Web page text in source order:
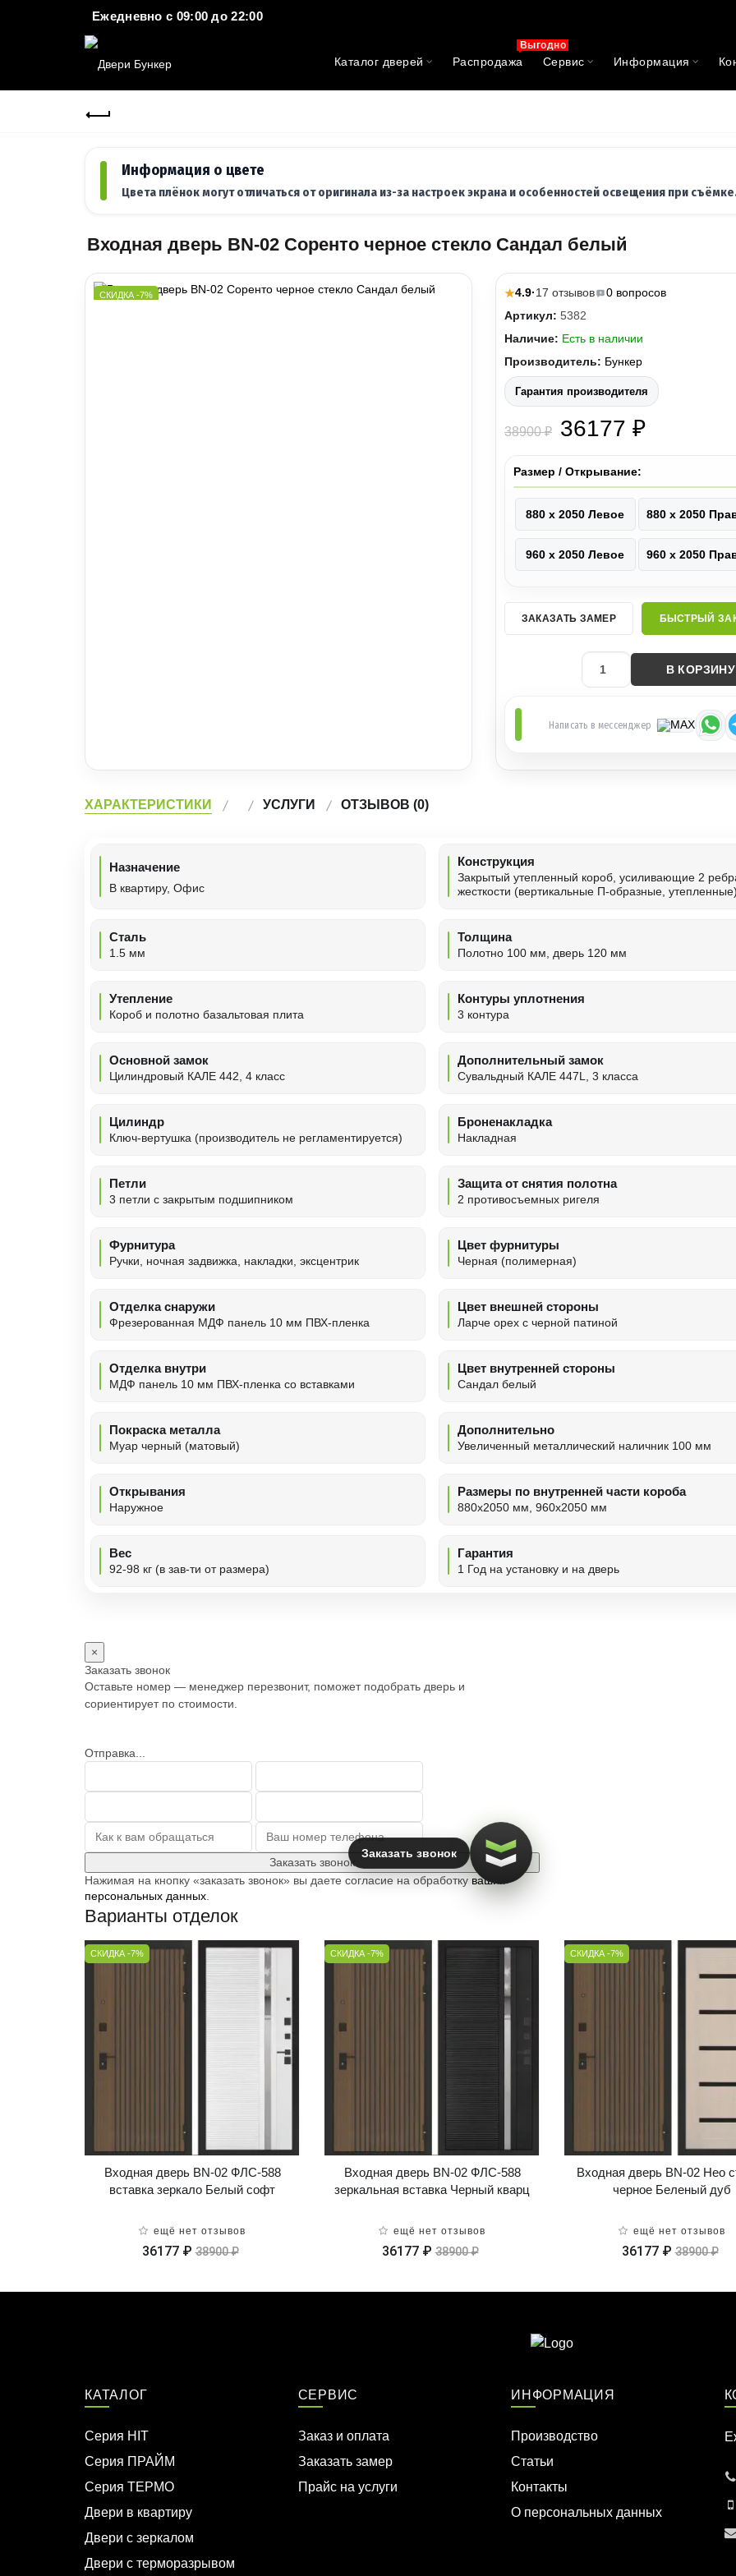
Ежедневно c 09:00 до 22:00
Каталог дверей Распродажа
Выгодно
Сервис Информация
Информация о цвете
Цвета плёнок могут отличаться от оригинала из-за настроек экрана и особенностей освещения при
Входная дверь BN-02 Соренто черное стекло Сандал белый
СКИДКА -7% ★4.9·17 отзывов
0 вопросов
Артикул: 5382
Наличие: Есть в наличии
Производитель: Бункер
Гарантия производителя
38900 ₽ 36177 ₽
Размер / Открывание:
880 х 2050 Левое 880 х 2050
960 х 2050 Левое 960 х 2050
ЗАКАЗАТЬ ЗАМЕР БЫСТРЫЙ
В КОРЗИНУ
Написать в мессенджер
ХАРАКТЕРИСТИКИ УСЛУГИ ОТЗЫВОВ (0)
Назначение
В квартиру, Офис
Конструкция
Закрытый утепленный короб, усиливающие 2
жесткости (вертикальные П-образные,
Сталь
1.5 мм
Толщина
Полотно 100 мм, дверь 120 мм
Утепление
Короб и полотно базальтовая плита
Контуры уплотнения
3 контура
Основной замок
Цилиндровый КАЛЕ 442, 4 класс
Дополнительный замок
Сувальдный КАЛЕ 447L, 3 класса
Цилиндр
Ключ-вертушка (производитель не регламентируется)
Броненакладка
Накладная
Петли
3 петли с закрытым подшипником
Защита от снятия полотна
2 противосъемных ригеля
Фурнитура
Ручки, ночная задвижка, накладки, эксцентрик
Цвет фурнитуры
Черная (полимерная)
Отделка снаружи
Фрезерованная МДФ панель 10 мм ПВХ-пленка
Цвет внешней стороны
Ларче орех с черной патиной
Отделка внутри
МДФ панель 10 мм ПВХ-пленка со вставками
Цвет внутренней стороны
Сандал белый
Покраска металла
Муар черный (матовый)
Дополнительно
Увеличенный металлический наличник 100 мм
Открывания
Наружное
Размеры по внутренней части короба
880х2050 мм, 960х2050 мм
Вес
92-98 кг (в зав-ти от размера)
Гарантия
1 Год на установку и на дверь
×
Заказать звонок
Оставьте номер — менеджер перезвонит, поможет подобрать дверь и
сориентирует по стоимости.
Отправка...
Заказать звонок
Нажимая на кнопку «заказать звонок» вы даете согласие на обработку ваших
персональных данных
Заказать звонок
Варианты отделок
СКИДКА -7%
Входная дверь BN-02 ФЛС-588
вставка зеркало Белый софт
ещё нет отзывов
36177 ₽ 38900 ₽
СКИДКА -7%
Входная дверь BN-02 ФЛС-588
зеркальная вставка Черный кварц
ещё нет отзывов
36177 ₽ 38900 ₽
СКИДКА -7%
Входная дверь BN-02 Нео
черное Беленый дуб
ещё нет отзывов
36177 ₽ 38900 ₽
КАТАЛОГ
Серия HIT
Серия ПРАЙМ
Серия ТЕРМО
Двери в квартиру
Двери с зеркалом
Двери с терморазрывом
СЕРВИС
Заказ и оплата
Заказать замер
Прайс на услуги
ИНФОРМАЦИЯ
Производство
Статьи
Контакты
О персональных данных